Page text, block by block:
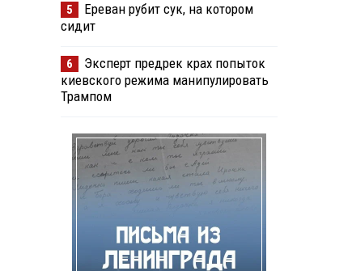
5
Ереван рубит сук, на котором
сидит
6
Эксперт предрек крах попыток
киевского режима манипулировать
Трампом